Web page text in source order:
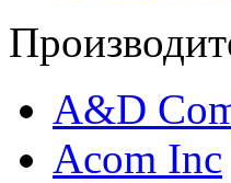
A&D
Acom Inc